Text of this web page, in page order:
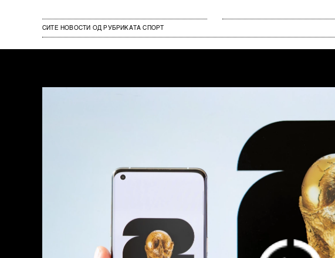
СИТЕ НОВОСТИ ОД РУБРИКАТА СПОРТ